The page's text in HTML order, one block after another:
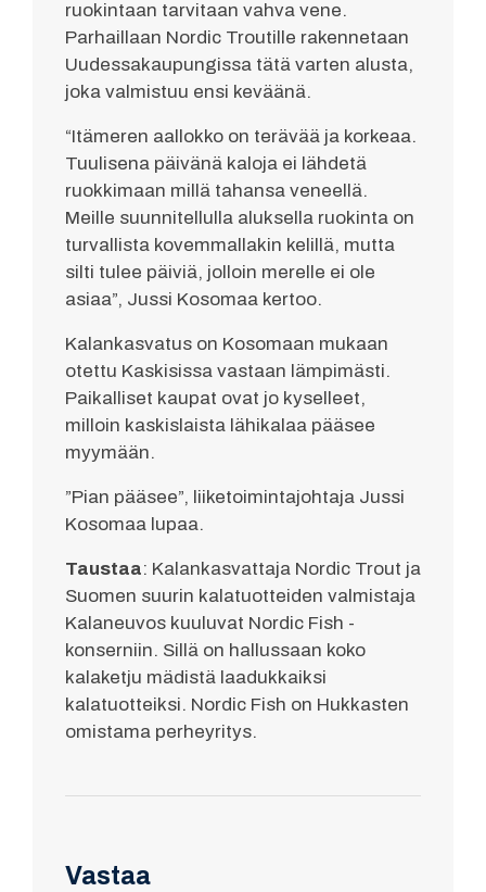
ruokintaan tarvitaan vahva vene.
Parhaillaan Nordic Troutille rakennetaan
Uudessakaupungissa tätä varten alusta,
joka valmistuu ensi keväänä.
“Itämeren aallokko on terävää ja korkeaa.
Tuulisena päivänä kaloja ei lähdetä
ruokkimaan millä tahansa veneellä.
Meille suunnitellulla aluksella ruokinta on
turvallista kovemmallakin kelillä, mutta
silti tulee päiviä, jolloin merelle ei ole
asiaa”, Jussi Kosomaa kertoo.
Kalankasvatus on Kosomaan mukaan
otettu Kaskisissa vastaan lämpimästi.
Paikalliset kaupat ovat jo kyselleet,
milloin kaskislaista lähikalaa pääsee
myymään.
”Pian pääsee”, liiketoimintajohtaja Jussi
Kosomaa lupaa.
Taustaa: Kalankasvattaja Nordic Trout ja
Suomen suurin kalatuotteiden valmistaja
Kalaneuvos kuuluvat Nordic Fish -
konserniin. Sillä on hallussaan koko
kalaketju mädistä laadukkaiksi
kalatuotteiksi. Nordic Fish on Hukkasten
omistama perheyritys.
Vastaa